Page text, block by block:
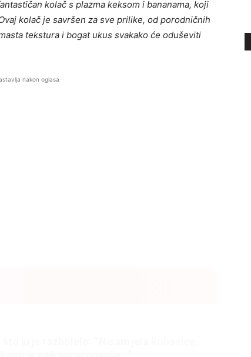
kolač s plazma keksom i bananama, koji
kolač je savršen za sve prilike, od porodničnih
tekstura i bogat ukus svakako će oduševiti
nakon oglasa